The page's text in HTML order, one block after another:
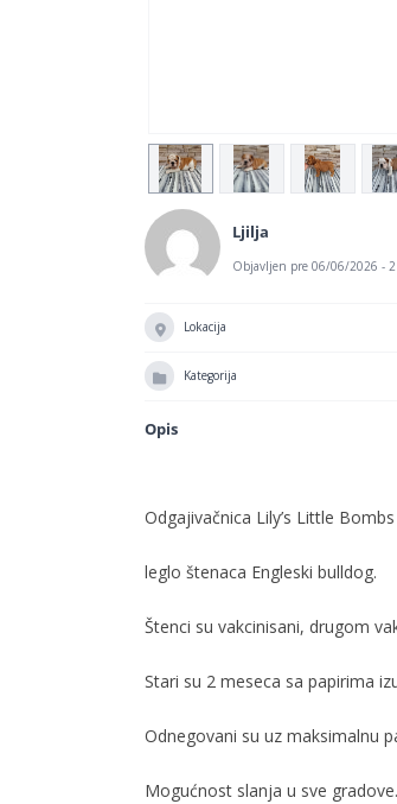
Ljilja
Objavljen pre 06/06/2026 - 2
Lokacija
Kategorija
Opis
Odgajivačnica Lily’s Little
leglo štenaca Engleski bulldog.
Štenci su vakcinisani, drugom
Stari su 2 meseca sa papirima
Odnegovani su uz maksimalnu
Mogućnost slanja u sve gradove.